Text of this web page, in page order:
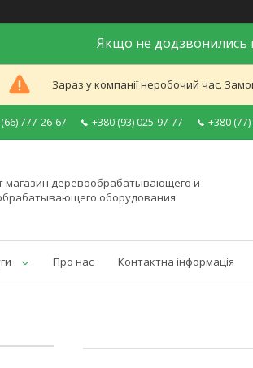
Якщо не додзвонились
Зараз у компанії неробочий час.
777-26-67 +380 (93) 025-97-77 +380
магазин деревообрабатывающего и
оборудования
Про нас Контактна інформація